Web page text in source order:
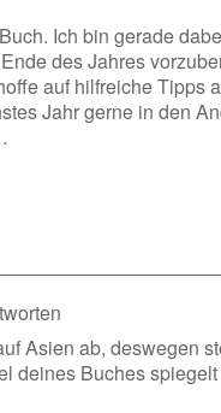
Ich bin gerade
des Jahres
auf hilfreiche Tipps
Jahr gerne in den
Asien ab, deswegen
deines Buches